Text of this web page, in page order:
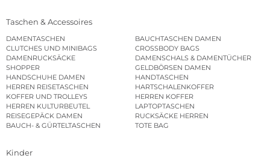
Taschen & Accessoires
DAMENTASCHEN
BAUCHTASCHEN DAMEN
CLUTCHES UND MINIBAGS
CROSSBODY BAGS
DAMENRUCKSÄCKE
DAMENSCHALS & DAMENTÜCHER
SHOPPER
GELDBÖRSEN DAMEN
HANDSCHUHE DAMEN
HANDTASCHEN
HERREN REISETASCHEN
HARTSCHALENKOFFER
KOFFER UND TROLLEYS
HERREN KOFFER
HERREN KULTURBEUTEL
LAPTOPTASCHEN
REISEGEPÄCK DAMEN
RUCKSÄCKE HERREN
BAUCH- & GÜRTELTASCHEN
TOTE BAG
Kinder